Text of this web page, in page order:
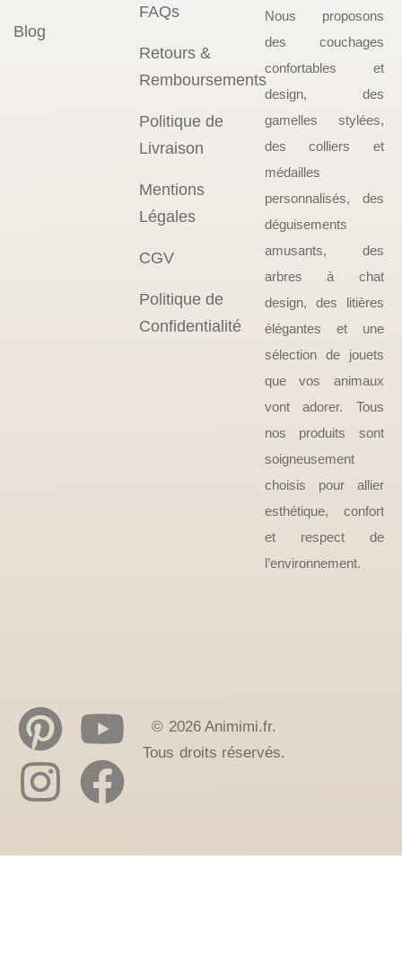
Blog
FAQs
Retours &
Remboursements
Politique de
Livraison
Mentions
Légales
CGV
Politique de
Confidentialité
Nous proposons
des couchages
confortables et
design, des
gamelles stylées,
des colliers et
médailles
personnalisés, des
déguisements
amusants, des
arbres à chat
design, des litières
élégantes et une
sélection de jouets
que vos animaux
vont adorer. Tous
nos produits sont
soigneusement
choisis pour allier
esthétique, confort
et respect de
l’environnement.
© 2026 Animimi.fr.
Tous droits réservés.